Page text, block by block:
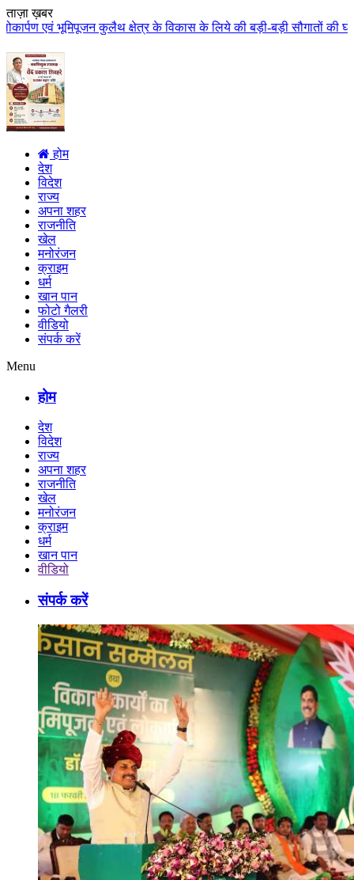
ताज़ा ख़बर
के विकास के लिये की बड़ी-बड़ी सौगातों की घोषणा कुलैथ क्षेत्र की
होम
देश
विदेश
राज्य
अपना शहर
राजनीति
खेल
मनोरंजन
क्राइम
धर्म
खान पान
फोटो गैलरी
वीडियो
संपर्क करें
Menu
होम
देश
विदेश
राज्य
अपना शहर
राजनीति
खेल
मनोरंजन
क्राइम
धर्म
खान पान
वीडियो
संपर्क करें